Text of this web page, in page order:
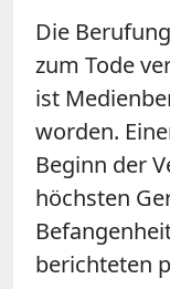
Die
zum Tode
ist
worden.
Beginn der
höchsten
berichteten